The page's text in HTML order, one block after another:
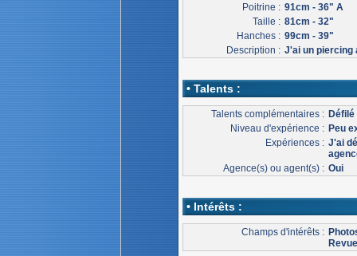
Poitrine : 91cm - 36" A
Taille : 81cm - 32"
Hanches : 99cm - 39"
Description : J'ai un piercing
• Talents :
Talents complémentaires : Défilé
Niveau d'expérience : Peu
Expériences : J'ai
Agence(s) ou agent(s) : Oui
• Intérêts :
Champs d'intérêts :